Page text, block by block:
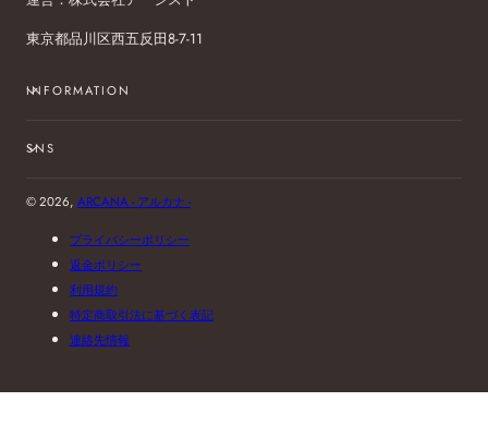
東京都品川区西五反田8-7-11
INFORMATION
SNS
© 2026, ARCANA - アルカナ -
プライバシーポリシー
返金ポリシー
利用規約
特定商取引法に基づく表記
連絡先情報